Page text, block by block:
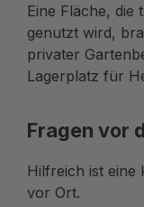
Eine Fläche, die
genutzt wird,
privater
Lagerplatz für
Fragen vor
Hilfreich ist eine
vor Ort.